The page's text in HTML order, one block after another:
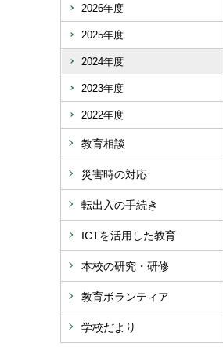
2026年度
2025年度
2024年度
2023年度
2022年度
教育相談
災害時の対応
転出入の手続き
ICTを活用した教育
本校の研究・研修
教育ボランティア
学校だより